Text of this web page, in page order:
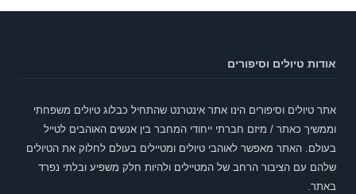
אודות טיולים וסיפורים
אתר טיולים וסיפורים הינו אתר אינטרנט שהתחיל כבלוג טיולים משפחתי
וממשיך כאתר / מיזם חברתי ייחודי המחבר בין אנשים האוהבים לטייל
בעולם. האתר מאפשר לאוהבי טיולים ומטיילים בעולם לחלוק את הטיולים
שלהם עם הציבור הרחב של המטיילים ולהיות חלק משפיע ובלתי נפרד
באתר.